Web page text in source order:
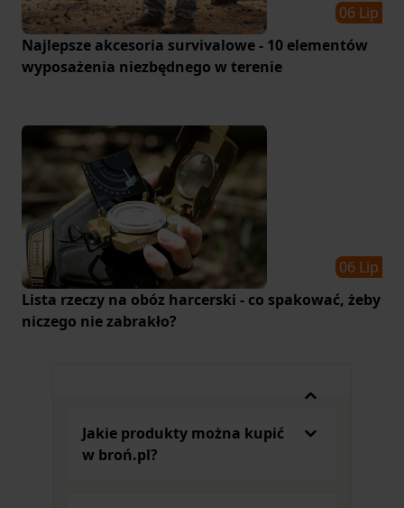
06 Lip
Najlepsze akcesoria survivalowe - 10 elementów
wyposażenia niezbędnego w terenie
06 Lip
Lista rzeczy na obóz harcerski - co spakować, żeby
niczego nie zabrakło?
Jakie produkty można kupić
w broń.pl?